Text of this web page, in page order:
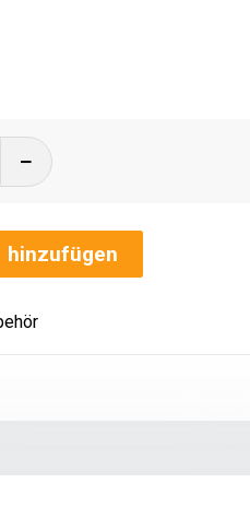
Stehtisch
quantity